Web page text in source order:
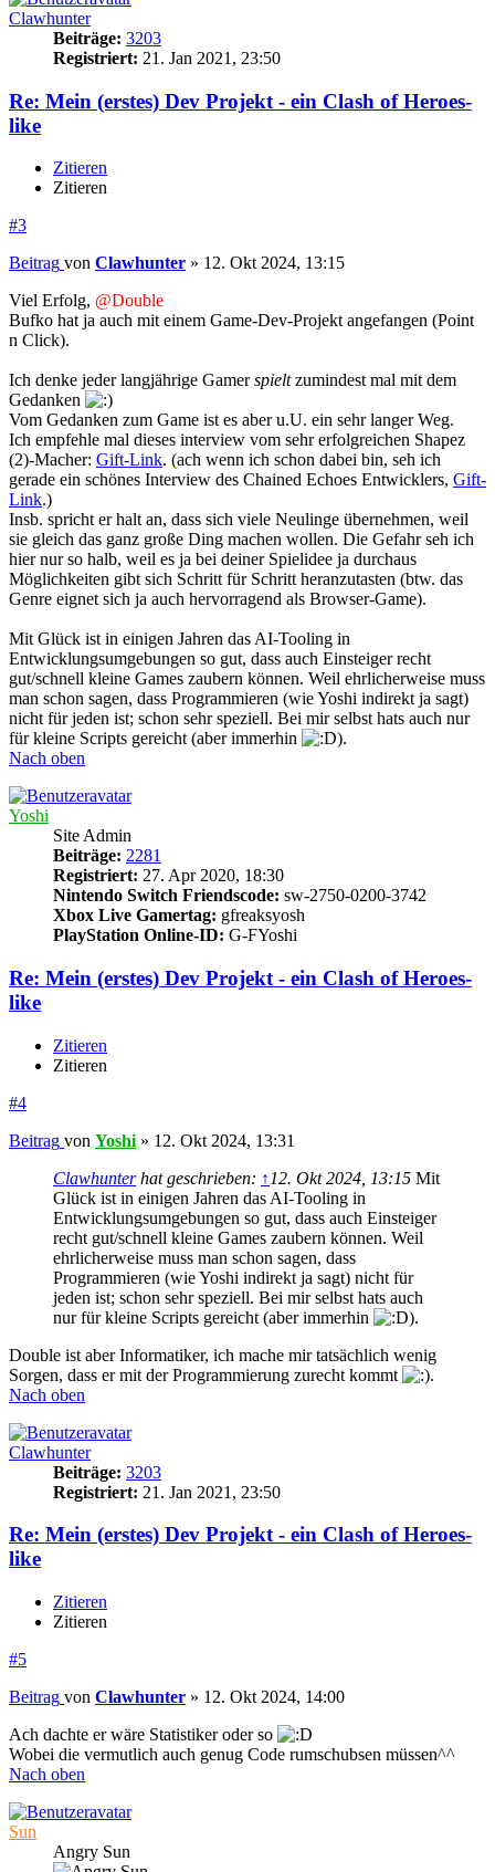
Clawhunter
Beiträge: 3203
Registriert: 21. Jan 2021, 23:50
Re: Mein (erstes) Dev Projekt - ein Clash of Heroes-
like
Zitieren
Zitieren
#3
Beitrag von Clawhunter » 12. Okt 2024, 13:15
Viel Erfolg, @Double
Bufko hat ja auch mit einem Game-Dev-Projekt angefangen (Point
n Click).
Ich denke jeder langjährige Gamerspieltzumindest mal mit dem
Gedanken
Vom Gedanken zum Game ist es aber u.U. ein sehr langer Weg.
Ich empfehle mal dieses interview vom sehr erfolgreichen Shapez
(2)-Macher: Gift-Link. (ach wenn ich schon dabei bin, seh ich
gerade ein schönes Interview des Chained Echoes Entwicklers, Gift-
Link.)
Insb. spricht er halt an, dass sich viele Neulinge übernehmen, weil
sie gleich das ganz große Ding machen wollen. Die Gefahr seh ich
hier nur so halb, weil es ja bei deiner Spielidee ja durchaus
Möglichkeiten gibt sich Schritt für Schritt heranzutasten (btw. das
Genre eignet sich ja auch hervorragend als Browser-Game).
Mit Glück ist in einigen Jahren das AI-Tooling in
Entwicklungsumgebungen so gut, dass auch Einsteiger recht
gut/schnell kleine Games zaubern können. Weil ehrlicherweise muss
man schon sagen, dass Programmieren (wie Yoshi indirekt ja sagt)
nicht für jeden ist; schon sehr speziell. Bei mir selbst hats auch nur
für kleine Scripts gereicht (aber immerhin
).
Nach oben
Yoshi
Site Admin
Beiträge: 2281
Registriert: 27. Apr 2020, 18:30
Nintendo Switch Friendscode: sw-2750-0200-3742
Xbox Live Gamertag: gfreaksyosh
PlayStation Online-ID: G-FYoshi
Re: Mein (erstes) Dev Projekt - ein Clash of Heroes-
like
Zitieren
Zitieren
#4
Beitrag von Yoshi » 12. Okt 2024, 13:31
Clawhunterhat geschrieben: ↑ 12. Okt 2024, 13:15 Mit
Glück ist in einigen Jahren das AI-Tooling in
Entwicklungsumgebungen so gut, dass auch Einsteiger
recht gut/schnell kleine Games zaubern können. Weil
ehrlicherweise muss man schon sagen, dass
Programmieren (wie Yoshi indirekt ja sagt) nicht für
jeden ist; schon sehr speziell. Bei mir selbst hats auch
nur für kleine Scripts gereicht (aber immerhin
).
Double ist aber Informatiker, ich mache mir tatsächlich wenig
Sorgen, dass er mit der Programmierung zurecht kommt
.
Nach oben
Clawhunter
Beiträge: 3203
Registriert: 21. Jan 2021, 23:50
Re: Mein (erstes) Dev Projekt - ein Clash of Heroes-
like
Zitieren
Zitieren
#5
Beitrag von Clawhunter » 12. Okt 2024, 14:00
Ach dachte er wäre Statistiker oder so
Wobei die vermutlich auch genug Code rumschubsen müssen^^
Nach oben
Sun
Angry Sun